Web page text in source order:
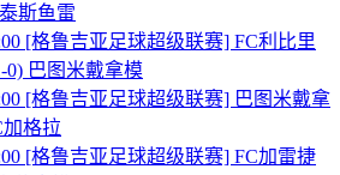
斯鱼雷
[格鲁吉亚足球超级联赛] FC利比里
0) 巴图米戴拿模
[格鲁吉亚足球超级联赛] 巴图米戴拿
加格拉
[格鲁吉亚足球超级联赛] FC加雷捷